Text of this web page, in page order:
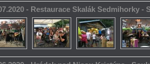
- Restaurace Skalák Sedmihorky -